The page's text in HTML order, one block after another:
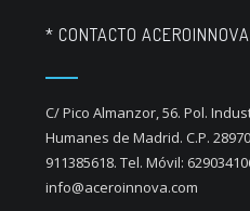
* CONTACTO
C/ Pico Almanzor, 56. Pol.
Humanes de Madrid. C.P.
911385618. Tel. Móvil:
info@aceroinnova.com